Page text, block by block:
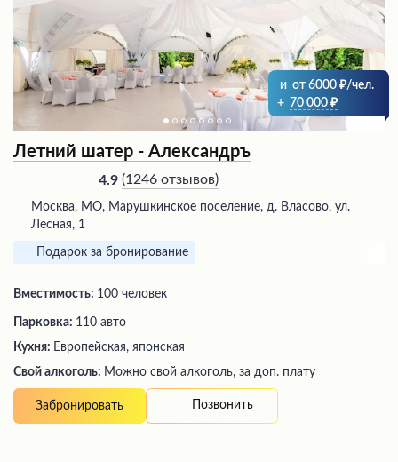
и от 6000
/чел.
+ 70 000
Летний шатер - Александръ
4.9 (1246 отзывов)
Москва, МО, Марушкинское поселение, д. Власово, ул.
Лесная, 1
Подарок за бронирование
Вместимость: 100 человек
Парковка: 110 авто
Кухня: Европейская, японская
Свой алкоголь: Можно свой алкоголь, за доп. плату
Забронировать Позвонить